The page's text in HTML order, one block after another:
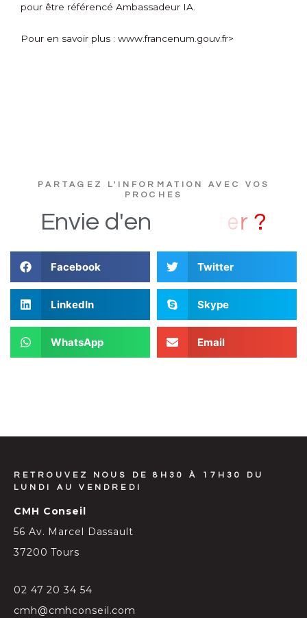
pour être référencé Ambassadeur IA.
Pour en savoir plus : www.francenum.gouv.fr>
PARTAGEZ L'INFORMATION AVEC VOS
PROCHES
Envie d'en ?
Facebook Twitter
LinkedIn Skype
WhatsApp Email
RETROUVEZ NOUS DE 8H30 À 17H30 DU
LUNDI AU VENDREDI
CMH Conseil
56 Av. Marcel Dassault
37200 Tours
02 47 20 34 54
cmh@cmhconseil.com